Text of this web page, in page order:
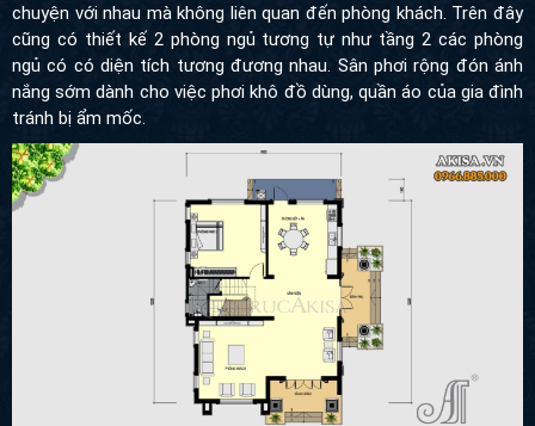
chuyện với nhau mà không liên quan đến phòng khách. Trên đây
cũng có thiết kế 2 phòng ngủ tương tự như tầng 2 các phòng
ngủ có có diện tích tương đương nhau. Sân phơi rộng đón ánh
nắng sớm dành cho việc phơi khô đồ dùng, quần áo của gia đình
tránh bị ẩm mốc.